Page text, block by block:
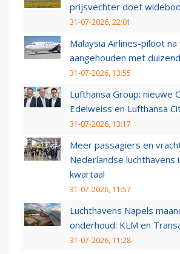
prijsvechter doet
31-07-2026, 22:01
Malaysia Airlines-piloot na
aangehouden met
31-07-2026, 13:55
Lufthansa Group: nieuwe
Edelweiss en Lufthansa
31-07-2026, 13:17
Meer passagiers en
Nederlandse luchthavens
kwartaal
31-07-2026, 11:57
Luchthavens Napels
onderhoud: KLM en
31-07-2026, 11:28